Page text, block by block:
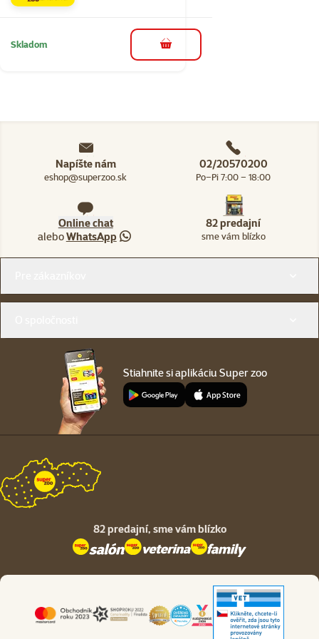
Skladom do košíka
Napíšte nám
eshop@superzoo.sk
02/20570200
Po–Pi 7:00 – 18:00
Online chat
aleboWhatsApp
82 predajní
sme vám blízko
Stiahnite si aplikáciu Super zoo
82 predajní, sme vám blízko